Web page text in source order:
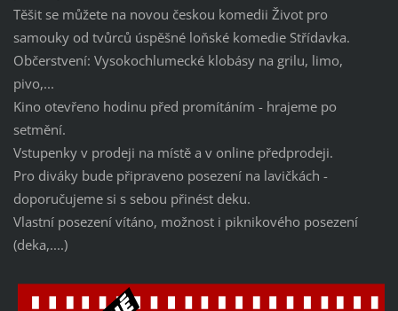
Těšit se můžete na novou českou komedii Život pro
samouky od tvůrců úspěšné loňské komedie Střídavka.
Občerstvení: Vysokochlumecké klobásy na grilu, limo,
pivo,...
Kino otevřeno hodinu před promítáním - hrajeme po
setmění.
Vstupenky v prodeji na místě a v online předprodeji.
Pro diváky bude připraveno posezení na lavičkách -
doporučujeme si s sebou přinést deku.
Vlastní posezení vítáno, možnost i piknikového posezení
(deka,....)